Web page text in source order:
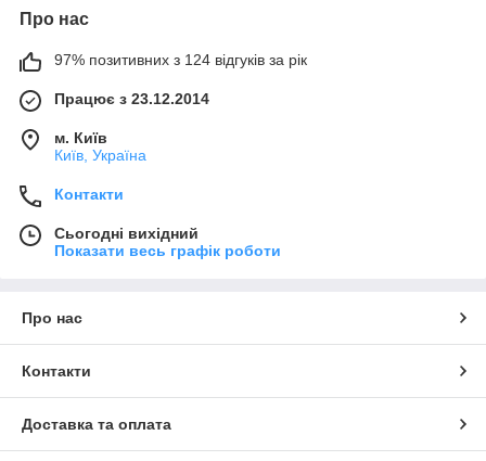
Про нас
97% позитивних з 124 відгуків за рік
Працює з 23.12.2014
м. Київ
Київ, Україна
Контакти
Сьогодні вихідний
Показати весь графік роботи
Про нас
Контакти
Доставка та оплата